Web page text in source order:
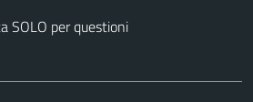
SOLO per questioni